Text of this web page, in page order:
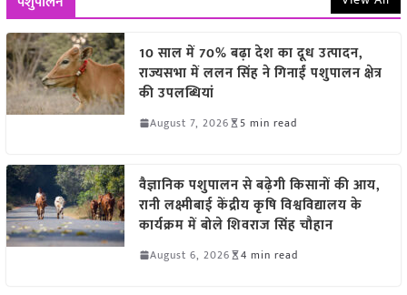
10 साल में 70% बढ़ा देश का दूध उत्पादन,
राज्यसभा में ललन सिंह ने गिनाईं पशुपालन क्षेत्र
की उपलब्धियां
August 7, 2026 5 min read
वैज्ञानिक पशुपालन से बढ़ेगी किसानों की आय,
रानी लक्ष्मीबाई केंद्रीय कृषि विश्वविद्यालय के
कार्यक्रम में बोले शिवराज सिंह चौहान
August 6, 2026 4 min read